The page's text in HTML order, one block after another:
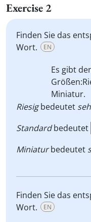
Exercise 2
Finden Sie das
Wort.
EN
Es gibt
Größen:
Miniatur.
Riesigbedeutet
Standardbedeutet
Miniaturbedeutet
Finden Sie das
Wort.
EN